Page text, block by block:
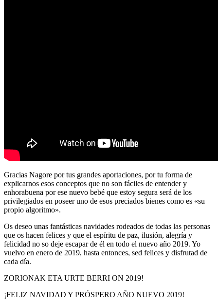
Gracias Nagore por tus grandes aportaciones, por tu forma de
explicarnos esos conceptos que no son fáciles de entender y
enhorabuena por ese nuevo bebé que estoy segura será de los
privilegiados en poseer uno de esos preciados bienes como es «su
propio algoritmo».
Os deseo unas fantásticas navidades rodeados de todas las personas
que os hacen felices y que el espíritu de paz, ilusión, alegría y
felicidad no so deje escapar de él en todo el nuevo año 2019. Yo
vuelvo en enero de 2019, hasta entonces, sed felices y disfrutad de
cada día.
ZORIONAK ETA URTE BERRI ON 2019!
¡FELIZ NAVIDAD Y PRÓSPERO AÑO NUEVO 2019!